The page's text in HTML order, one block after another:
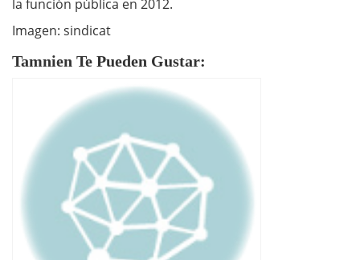
la función pública en 2012.
Imagen: sindicat
Tamnien Te Pueden Gustar: